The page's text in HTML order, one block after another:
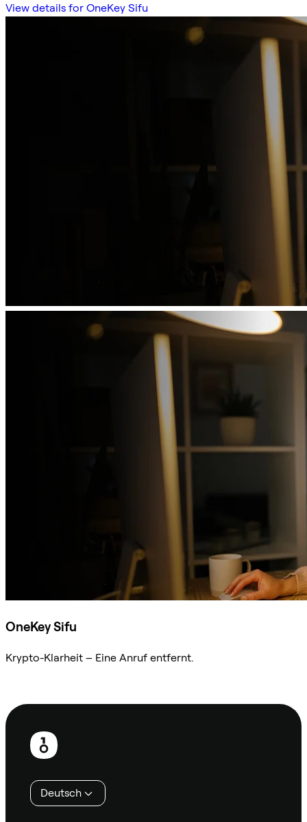
View details for OneKey Sifu
OneKey Sifu
Krypto-Klarheit – Eine Anruf entfernt.
Fußzeile
Deutsch